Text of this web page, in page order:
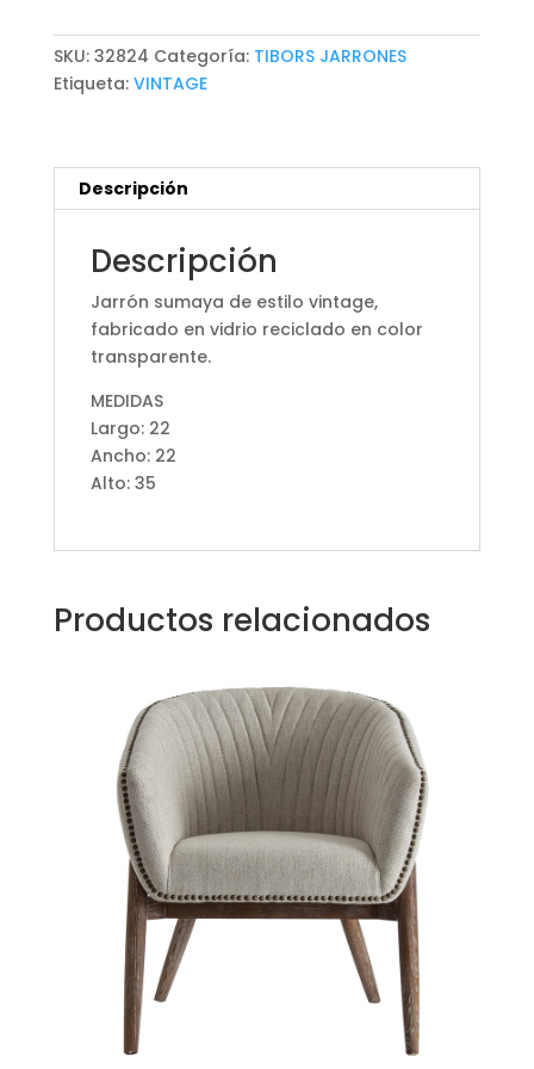
SKU: 32824 Categoría: TIBORS JARRONES
Etiqueta: VINTAGE
Descripción
Descripción
Jarrón sumaya de estilo vintage,
fabricado en vidrio reciclado en color
transparente.
MEDIDAS
Largo: 22
Ancho: 22
Alto: 35
Productos relacionados